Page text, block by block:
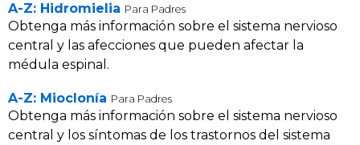
A-Z: Hidromielia Para Padres
Obtenga más información sobre el sistema nervioso
central y las afecciones que pueden afectar la
médula espinal.
A-Z: Mioclonía Para Padres
Obtenga más información sobre el sistema nervioso
central y los síntomas de los trastornos del sistema